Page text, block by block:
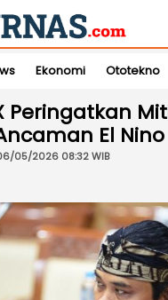
Ekonomi Ototekno
Peringatkan
El Nino
06/05/2026 08:32 WIB